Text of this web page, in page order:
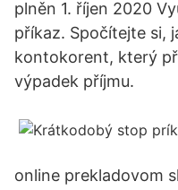
plněn 1. říjen 2020
příkaz. Spočítejte si,
kontokorent, který
výpadek příjmu.
online prekladovom